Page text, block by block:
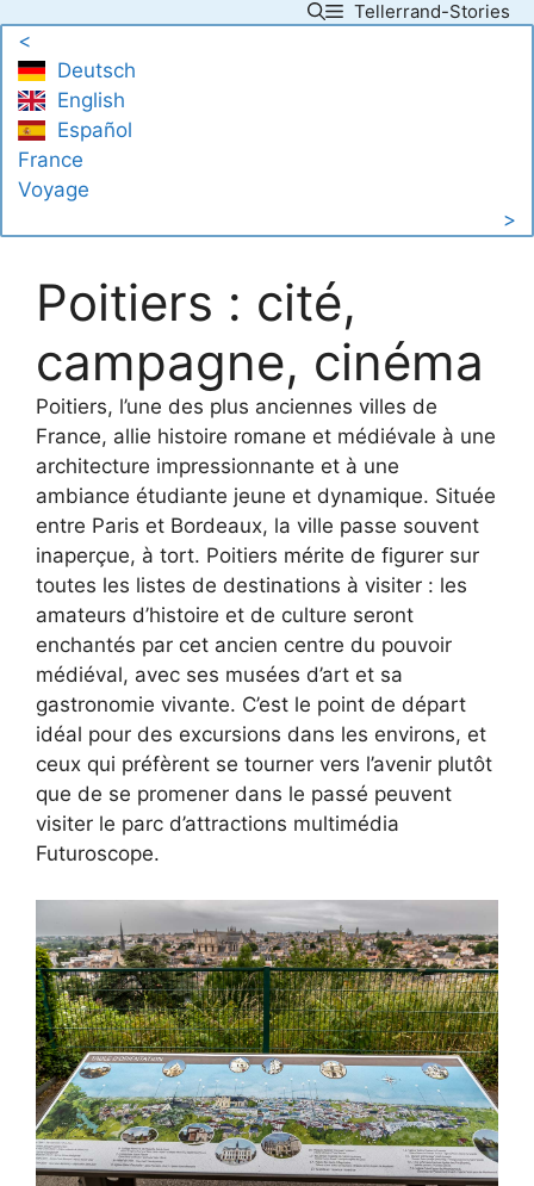
content
Tellerrand-Stories
<
Deutsch
English
Español
France
Voyage
>
Poitiers : cité,
campagne, cinéma
Poitiers, l’une des plus anciennes villes de
France, allie histoire romane et médiévale à une
architecture impressionnante et à une
ambiance étudiante jeune et dynamique. Située
entre Paris et Bordeaux, la ville passe souvent
inaperçue, à tort. Poitiers mérite de figurer sur
toutes les listes de destinations à visiter : les
amateurs d’histoire et de culture seront
enchantés par cet ancien centre du pouvoir
médiéval, avec ses musées d’art et sa
gastronomie vivante. C’est le point de départ
idéal pour des excursions dans les environs, et
ceux qui préfèrent se tourner vers l’avenir plutôt
que de se promener dans le passé peuvent
visiter le parc d’attractions multimédia
Futuroscope.